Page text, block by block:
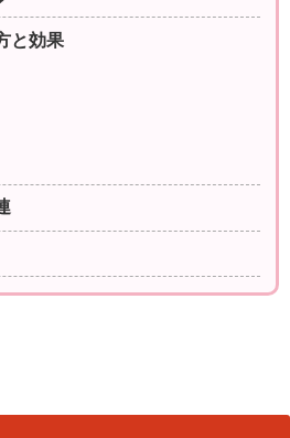
と効果